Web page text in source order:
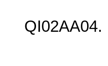
QI02AA04.